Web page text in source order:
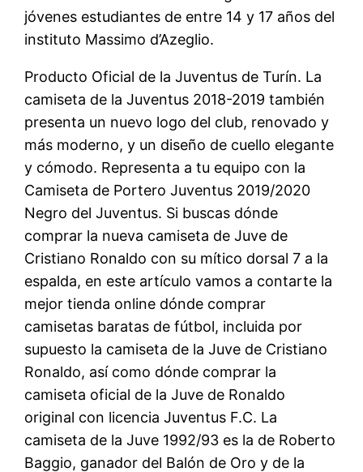
jóvenes estudiantes de entre 14 y 17 años del
instituto Massimo d’Azeglio.
Producto Oficial de la Juventus de Turín. La
camiseta de la Juventus 2018-2019 también
presenta un nuevo logo del club, renovado y
más moderno, y un diseño de cuello elegante
y cómodo. Representa a tu equipo con la
Camiseta de Portero Juventus 2019/2020
Negro del Juventus. Si buscas dónde
comprar la nueva camiseta de Juve de
Cristiano Ronaldo con su mítico dorsal 7 a la
espalda, en este artículo vamos a contarte la
mejor tienda online dónde comprar
camisetas baratas de fútbol, incluida por
supuesto la camiseta de la Juve de Cristiano
Ronaldo, así como dónde comprar la
camiseta oficial de la Juve de Ronaldo
original con licencia Juventus F.C. La
camiseta de la Juve 1992/93 es la de Roberto
Baggio, ganador del Balón de Oro y de la